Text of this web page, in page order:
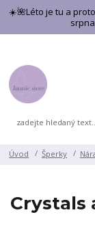
☀️🌺Léto je tu a
Úvod Šperky
Crystals